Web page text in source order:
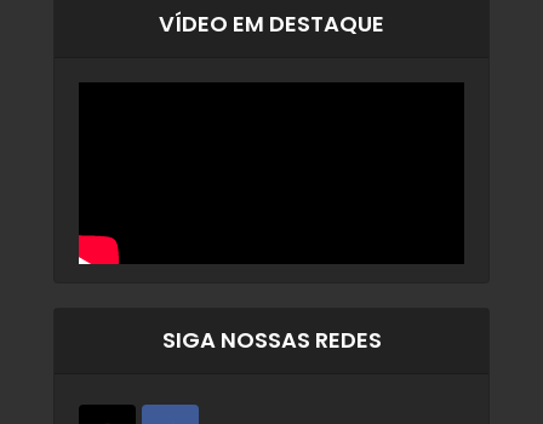
VÍDEO EM DESTAQUE
SIGA NOSSAS REDES